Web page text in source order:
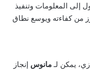
إلى المعلومات وتنفيذ
من كفاءته ويوسع نطاق
يمكن لـمانوس إنجاز